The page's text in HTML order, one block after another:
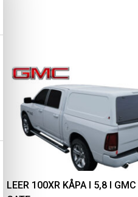
RAMBOX RAMSEAL
LEER 100XR KÅPA I 5,8 I